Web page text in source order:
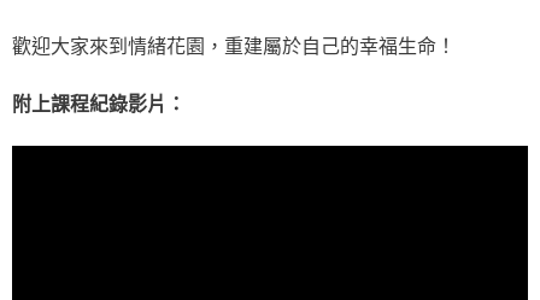
歡迎大家來到情緒花園，重建屬於自己的幸福生命！
附上課程紀錄影片：